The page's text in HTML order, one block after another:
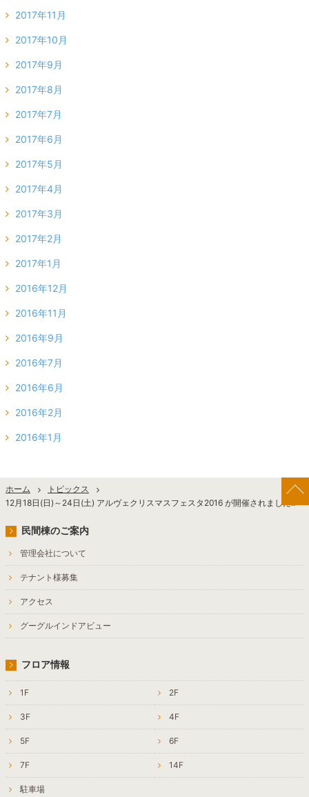
2017年11月
2017年10月
2017年9月
2017年8月
2017年7月
2017年6月
2017年5月
2017年4月
2017年3月
2017年2月
2017年1月
2016年12月
2016年11月
2016年9月
2016年7月
2016年6月
2016年2月
2016年1月
ホーム
トピックス
12月18日(日)～24日(土) アルヴェクリスマスフェスタ2016 が開催されました!!
民間棟のご案内
管理会社について
テナント様募集
アクセス
グーグルインドアビュー
フロア情報
1F 2F
3F 4F
5F 6F
7F 14F
駐車場